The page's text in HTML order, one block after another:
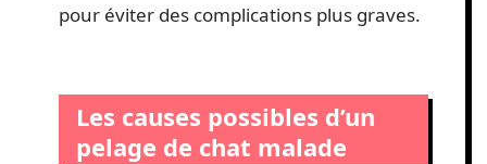
pour éviter des complications plus graves.
Les causes possibles d’un
pelage de chat malade